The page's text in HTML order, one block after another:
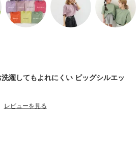
洗濯してもよれにくい ビッグシルエッ
レビューを見る